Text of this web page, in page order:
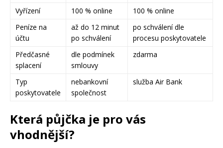
Vyřízení
100 % online
100 % online
Peníze na
účtu
až do 12 minut
po schválení
po schválení dle
procesu poskytovatele
Předčasné
splacení
dle podmínek
smlouvy
zdarma
Typ
poskytovatele
nebankovní
společnost
služba Air Bank
Která půjčka je pro vás
vhodnější?